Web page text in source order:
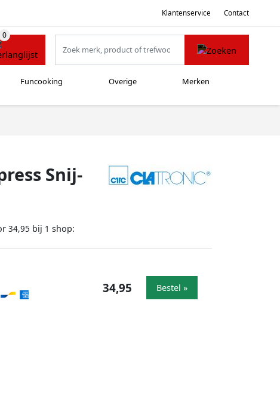
Klantenservice Contact
Funcooking Overige Merken
Snij-
34,95 bij 1 shop:
34,95 Bestel »